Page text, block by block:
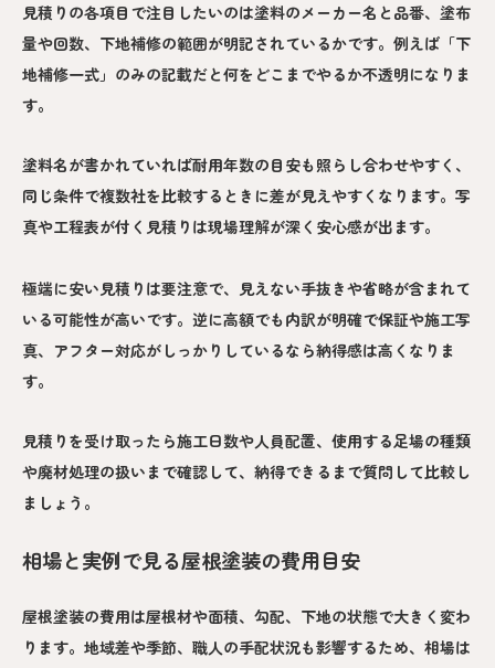
見積りの各項目で注目したいのは塗料のメーカー名と品番、塗布
量や回数、下地補修の範囲が明記されているかです。例えば「下
地補修一式」のみの記載だと何をどこまでやるか不透明になりま
す。
塗料名が書かれていれば耐用年数の目安も照らし合わせやすく、
同じ条件で複数社を比較するときに差が見えやすくなります。写
真や工程表が付く見積りは現場理解が深く安心感が出ます。
極端に安い見積りは要注意で、見えない手抜きや省略が含まれて
いる可能性が高いです。逆に高額でも内訳が明確で保証や施工写
真、アフター対応がしっかりしているなら納得感は高くなりま
す。
見積りを受け取ったら施工日数や人員配置、使用する足場の種類
や廃材処理の扱いまで確認して、納得できるまで質問して比較し
ましょう。
相場と実例で見る屋根塗装の費用目安
屋根塗装の費用は屋根材や面積、勾配、下地の状態で大きく変わ
ります。地域差や季節、職人の手配状況も影響するため、相場は